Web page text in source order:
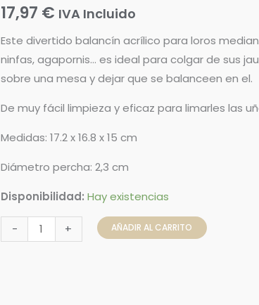
17,97 € IVA Incluido
Este divertido balancín acrílico para loros
ninfas, agapornis… es ideal para colgar de sus
sobre una mesa y dejar que se balanceen en el.
De muy fácil limpieza y eficaz para limarles las
Medidas: 17.2 x 16.8 x 15 cm
Diámetro percha: 2,3 cm
Disponibilidad: Hay existencias
-
cantidad
+ AÑADIR AL CARRITO